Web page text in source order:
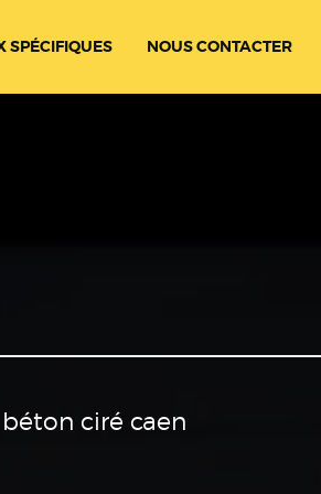
SPÉCIFIQUES NOUS CONTACTER
ciré caen